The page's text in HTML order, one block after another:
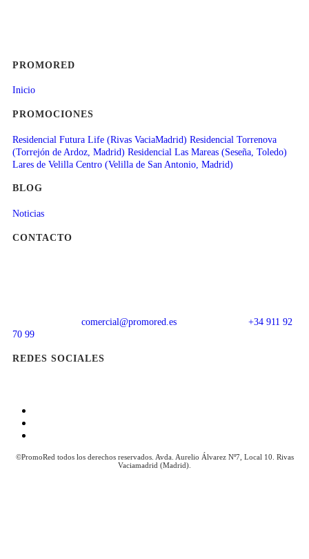
PROMORED
Inicio
PROMOCIONES
Residencial Futura Life (Rivas VaciaMadrid) Residencial Torrenova
(Torrejón de Ardoz, Madrid) Residencial Las Mareas (Seseña, Toledo)
Lares de Velilla Centro (Velilla de San Antonio, Madrid)
BLOG
Noticias
CONTACTO
comercial@promored.es
+34 911 92
70 99
REDES SOCIALES
©PromoRed todos los derechos reservados. Avda. Aurelio Álvarez Nº7, Local 10. Rivas
Vaciamadrid (Madrid).